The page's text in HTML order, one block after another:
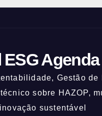
ESG Agenda
Gestão
sobre HAZOP,
sustentável